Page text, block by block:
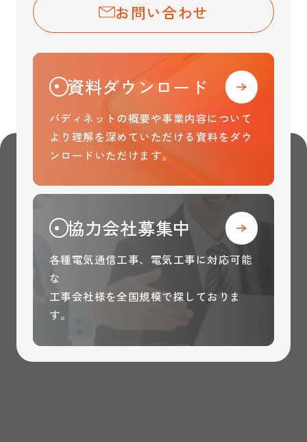
お問い合わせ
資料ダウンロード
バディネットの概要や事業内容について
より理解を深めていただける資料をダウ
ンロードいただけます。
協力会社募集中
各種電気通信工事、電気工事に対応可能
な
工事会社様を全国規模で探しておりま
す。